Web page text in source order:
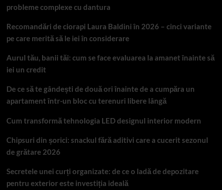
probleme complexe cu dantura
Recomandări de ciorapi Laura Baldini în 2026 – cinci variante
pe care merită să le iei în considerare
Aurul tău, banii tăi: cum se face evaluarea la amanet înainte să
iei un credit
De ce să te gândești de două ori înainte de a cumpăra un
apartament într-un bloc cu terenuri libere lângă
Cum transformă tehnologia LED designul interior modern
Chipsuri din șorici: snackul fără aditivi care a cucerit sezonul
de grătare 2026
Secretele unei curți organizate: de ce o ladă de depozitare
pentru exterior este investiția ideală